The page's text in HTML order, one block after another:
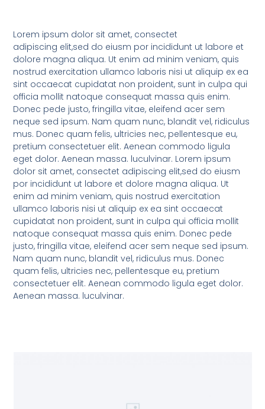
Lorem ipsum dolor sit amet, consectet
adipiscing elit,sed do eiusm por incididunt ut labore et
dolore magna aliqua. Ut enim ad minim veniam, quis
nostrud exercitation ullamco laboris nisi ut aliquip ex ea
sint occaecat cupidatat non proident, sunt in culpa qui
officia mollit natoque consequat massa quis enim.
Donec pede justo, fringilla vitae, eleifend acer sem
neque sed ipsum. Nam quam nunc, blandit vel, ridiculus
mus. Donec quam felis, ultricies nec, pellentesque eu,
pretium consectetuer elit. Aenean commodo ligula
eget dolor. Aenean massa. luculvinar. Lorem ipsum
dolor sit amet, consectet adipiscing elit,sed do eiusm
por incididunt ut labore et dolore magna aliqua. Ut
enim ad minim veniam, quis nostrud exercitation
ullamco laboris nisi ut aliquip ex ea sint occaecat
cupidatat non proident, sunt in culpa qui officia mollit
natoque consequat massa quis enim. Donec pede
justo, fringilla vitae, eleifend acer sem neque sed ipsum.
Nam quam nunc, blandit vel, ridiculus mus. Donec
quam felis, ultricies nec, pellentesque eu, pretium
consectetuer elit. Aenean commodo ligula eget dolor.
Aenean massa. luculvinar.